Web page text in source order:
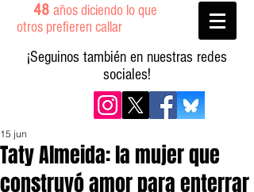
48 años diciendo lo que
otros prefieren callar
¡Seguinos también en nuestras redes
sociales!
Taty Almeida: la mujer que
construyó amor para enterrar
15 jun